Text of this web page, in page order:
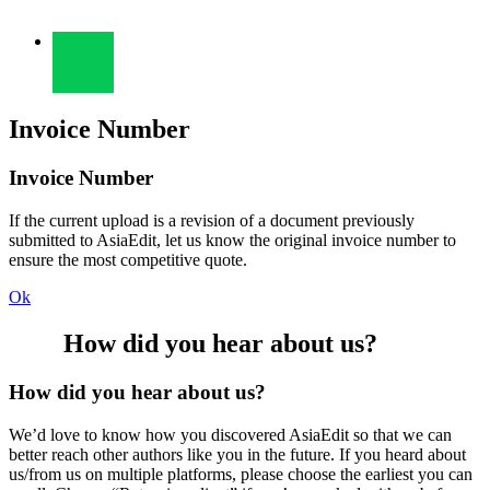
Invoice Number
Invoice Number
If the current upload is a revision of a document previously
submitted to AsiaEdit, let us know the original invoice number to
ensure the most competitive quote.
Ok
How did you hear about us?
How did you hear about us?
We’d love to know how you discovered AsiaEdit so that we can
better reach other authors like you in the future. If you heard about
us/from us on multiple platforms, please choose the earliest you can